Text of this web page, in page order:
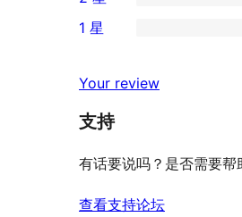
评
星
价
条
3
评
价
条
星
评
1
星
价
1 星
Your review
支持
有话要说吗？是否需要帮
查看支持论坛